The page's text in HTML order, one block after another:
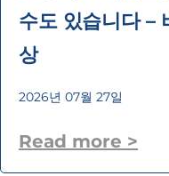
수도 있습니다 –
상
2026년 07월 27일
Read more >